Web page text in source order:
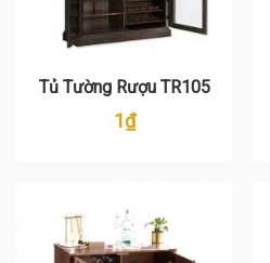
Tủ Tường Rượu TR105
1₫